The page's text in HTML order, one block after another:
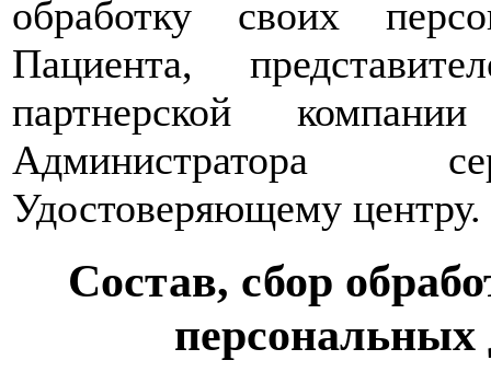
обработку своих
Пациента,
партнерской
Администратора
Удостоверяющему центру.
Состав, сбор